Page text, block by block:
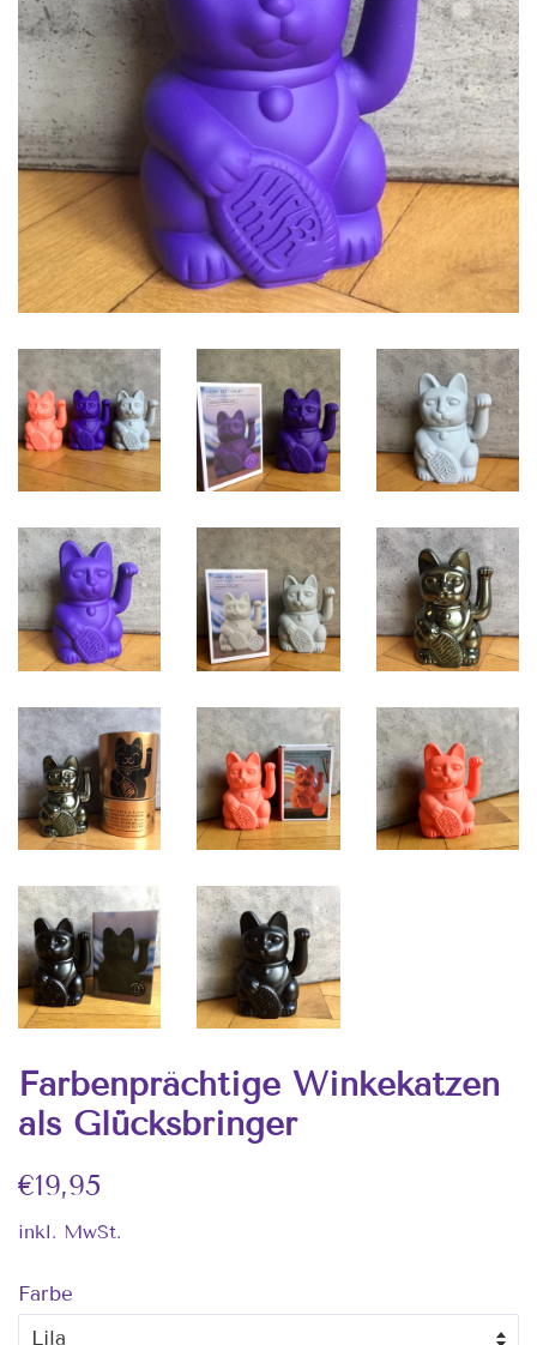
Farbenprächtige Winkekatzen
als Glücksbringer
Normaler
€19,95
inkl. MwSt.
Farbe